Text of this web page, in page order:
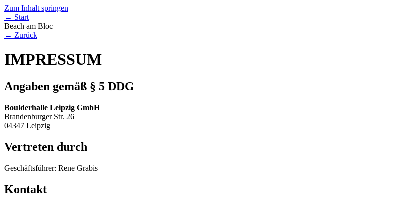
Zum Inhalt springen
← Start
Beach am Bloc
← Zurück
IMPRESSUM
Angaben gemäß § 5 DDG
Boulderhalle Leipzig GmbH
Brandenburger Str. 26
04347 Leipzig
Vertreten durch
Geschäftsführer: Rene Grabis
Kontakt